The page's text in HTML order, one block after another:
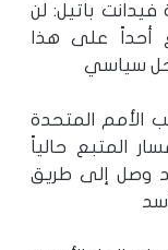
فيدانت باتيل: لن
أحداً على هذا
حل سياسي
الأمم المتحدة
المتبع حالياً
وصل إلى طريق